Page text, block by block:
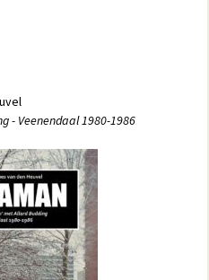
- Veenendaal 1980-1986